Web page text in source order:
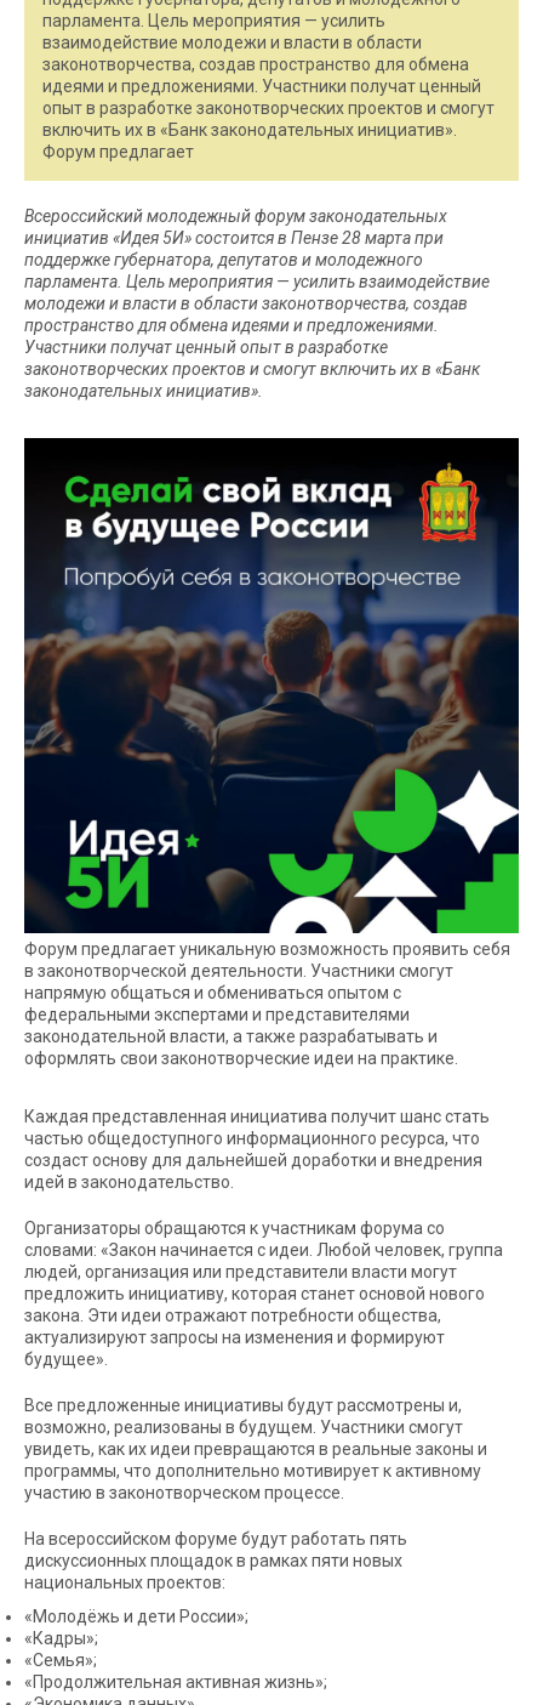
парламента. Цель мероприятия — усилить
взаимодействие молодежи и власти в области
законотворчества, создав пространство для обмена
идеями и предложениями. Участники получат ценный
опыт в разработке законотворческих проектов и смогут
включить их в «Банк законодательных инициатив».
Форум предлагает
Всероссийский молодежный форум законодательных
инициатив «Идея 5И» состоится в Пензе 28 марта при
поддержке губернатора, депутатов и молодежного
парламента. Цель мероприятия — усилить взаимодействие
молодежи и власти в области законотворчества, создав
пространство для обмена идеями и предложениями.
Участники получат ценный опыт в разработке
законотворческих проектов и смогут включить их в «Банк
законодательных инициатив».
Форум предлагает уникальную возможность проявить себя
в законотворческой деятельности. Участники смогут
напрямую общаться и обмениваться опытом с
федеральными экспертами и представителями
законодательной власти, а также разрабатывать и
оформлять свои законотворческие идеи на практике.
Каждая представленная инициатива получит шанс стать
частью общедоступного информационного ресурса, что
создаст основу для дальнейшей доработки и внедрения
идей в законодательство.
Организаторы обращаются к участникам форума со
словами: «Закон начинается с идеи. Любой человек, группа
людей, организация или представители власти могут
предложить инициативу, которая станет основой нового
закона. Эти идеи отражают потребности общества,
актуализируют запросы на изменения и формируют
будущее».
Все предложенные инициативы будут рассмотрены и,
возможно, реализованы в будущем. Участники смогут
увидеть, как их идеи превращаются в реальные законы и
программы, что дополнительно мотивирует к активному
участию в законотворческом процессе.
На всероссийском форуме будут работать пять
дискуссионных площадок в рамках пяти новых
национальных проектов:
«Молодёжь и дети России»;
«Кадры»;
«Семья»;
«Продолжительная активная жизнь»;